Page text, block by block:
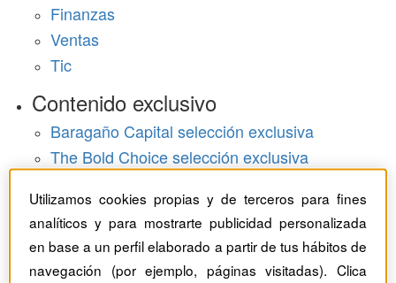
Finanzas
Ventas
Tic
Contenido exclusivo
Baragaño Capital selección exclusiva
The Bold Choice selección exclusiva
Hemeroteca
Monográficos
Utilizamos cookies propias y de terceros para fines
analíticos y para mostrarte publicidad personalizada
en base a un perfil elaborado a partir de tus hábitos de
navegación (por ejemplo, páginas visitadas). Clica